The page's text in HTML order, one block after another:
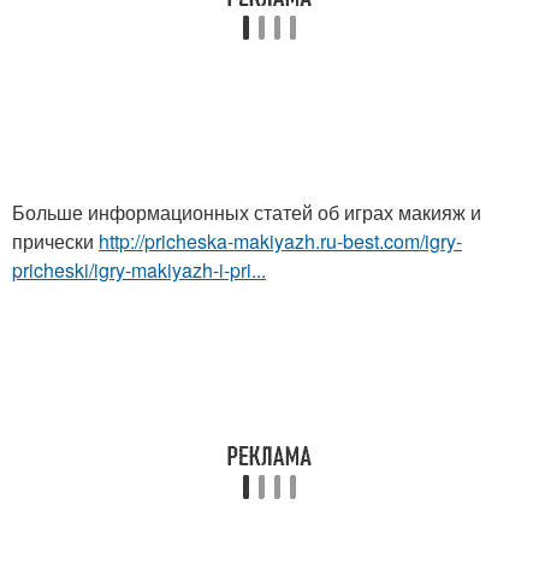
Больше информационных статей об играх макияж и
прически http://pricheska-makiyazh.ru-best.com/igry-
pricheski/igry-makiyazh-i-pri...